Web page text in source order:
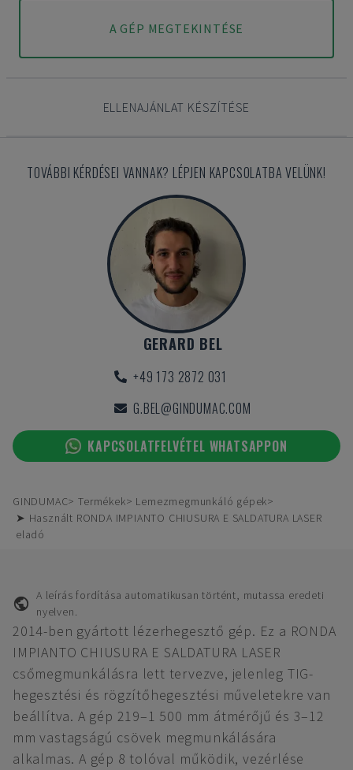
A GÉP MEGTEKINTÉSE
ELLENAJÁNLAT KÉSZÍTÉSE
TOVÁBBI KÉRDÉSEI VANNAK? LÉPJEN KAPCSOLATBA VELÜNK!
GERARD BEL
+49 173 2872 031
G.BEL@GINDUMAC.COM
KAPCSOLATFELVÉTEL WHATSAPPON
GINDUMAC Termékek
Lemezmegmunkáló gépek
➤ Használt RONDA IMPIANTO CHIUSURA E SALDATURA LASER
eladó
A leírás fordítása automatikusan történt, mutassa eredeti
nyelven.
2014-ben gyártott lézerhegesztő gép. Ez a RONDA
IMPIANTO CHIUSURA E SALDATURA LASER
csőmegmunkálásra lett tervezve, jelenleg TIG-
hegesztési és rögzítőhegesztési műveletekre van
beállítva. A gép 219–1 500 mm átmérőjű és 3–12
mm vastagságú csövek megmunkálására
alkalmas. A gép 8 tolóval működik, vezérlése